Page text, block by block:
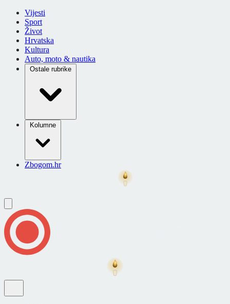
Vijesti
Sport
Život
Hrvatska
Kultura
Auto, moto & nautika
Ostale rubrike
Kolumne
Zbogom.hr